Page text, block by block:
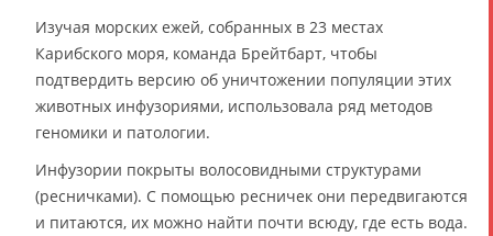
Изучая морских ежей, собранных в 23 местах
Карибского моря, команда Брейтбарт, чтобы
подтвердить версию об уничтожении популяции этих
животных инфузориями, использовала ряд методов
геномики и патологии.
Инфузории покрыты волосовидными структурами
(ресничками). С помощью ресничек они передвигаются
и питаются, их можно найти почти всюду, где есть вода.